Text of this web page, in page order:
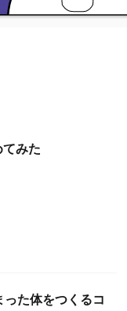
みた
た体をつくるコ